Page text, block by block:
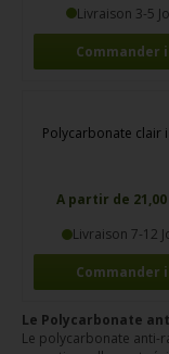
Livraison 3-5
Commander
Polycarbonate clair
A partir de 21,00
Livraison 7-12
Commander
Le Polycarbonate
Le polycarbonate anti-